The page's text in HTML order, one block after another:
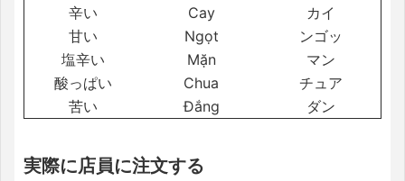
辛い
Cay
カイ
甘い
Ngọt
ンゴッ
塩辛い
Mặn
マン
酸っぱい
Chua
チュア
苦い
Đắng ダン
実際に店員に注文する